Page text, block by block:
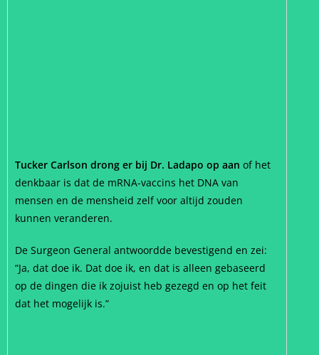
Tucker Carlson drong er bij Dr. Ladapo op aan of het
denkbaar is dat de mRNA-vaccins het DNA van
mensen en de mensheid zelf voor altijd zouden
kunnen veranderen.
De Surgeon General antwoordde bevestigend en zei:
“Ja, dat doe ik. Dat doe ik, en dat is alleen gebaseerd
op de dingen die ik zojuist heb gezegd en op het feit
dat het mogelijk is.”